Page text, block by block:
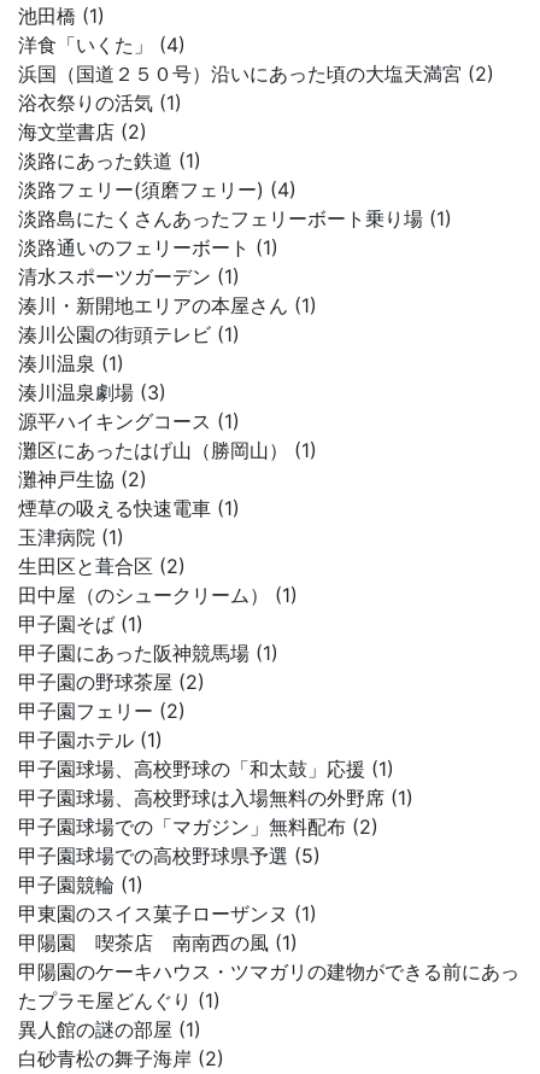
池田橋 (1)
洋食「いくた」 (4)
浜国（国道２５０号）沿いにあった頃の大塩天満宮 (2)
浴衣祭りの活気 (1)
海文堂書店 (2)
淡路にあった鉄道 (1)
淡路フェリー(須磨フェリー) (4)
淡路島にたくさんあったフェリーボート乗り場 (1)
淡路通いのフェリーボート (1)
清水スポーツガーデン (1)
湊川・新開地エリアの本屋さん (1)
湊川公園の街頭テレビ (1)
湊川温泉 (1)
湊川温泉劇場 (3)
源平ハイキングコース (1)
灘区にあったはげ山（勝岡山） (1)
灘神戸生協 (2)
煙草の吸える快速電車 (1)
玉津病院 (1)
生田区と葺合区 (2)
田中屋（のシュークリーム） (1)
甲子園そば (1)
甲子園にあった阪神競馬場 (1)
甲子園の野球茶屋 (2)
甲子園フェリー (2)
甲子園ホテル (1)
甲子園球場、高校野球の「和太鼓」応援 (1)
甲子園球場、高校野球は入場無料の外野席 (1)
甲子園球場での「マガジン」無料配布 (2)
甲子園球場での高校野球県予選 (5)
甲子園競輪 (1)
甲東園のスイス菓子ローザンヌ (1)
甲陽園 喫茶店 南南西の風 (1)
甲陽園のケーキハウス・ツマガリの建物ができる前にあっ
たプラモ屋どんぐり (1)
異人館の謎の部屋 (1)
白砂青松の舞子海岸 (2)